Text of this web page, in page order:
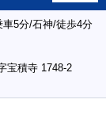
5分/石神/徒歩4分
宝積寺 1748-2